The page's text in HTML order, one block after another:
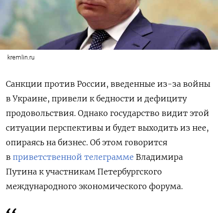
kremlin.ru
Санкции против России, введенные из-за войны
в Украине, привели к бедности и дефициту
продовольствия. Однако государство видит этой
ситуации перспективы и будет выходить из нее,
опираясь на бизнес. Об этом говорится
в приветственной телеграмме Владимира
Путина к участникам Петербургского
международного экономического форума.